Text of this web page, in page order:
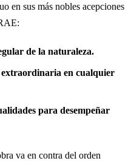
en sus más nobles acepciones
de la naturaleza.
extraordinaria en cualquier
para desempeñar
va en contra del orden